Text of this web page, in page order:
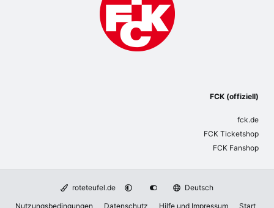
FCK (offiziell)
fck.de
FCK Ticketshop
FCK Fanshop
roteteufel.de
Deutsch
Nutzungsbedingungen
Datenschutz Hilfe und Impressum Start